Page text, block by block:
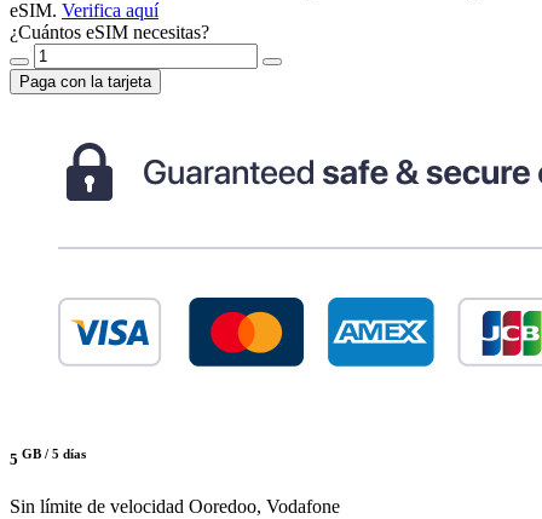
eSIM. Verifica aquí
¿Cuántos eSIM necesitas?
Paga con la tarjeta
5 GB / 5 días
Sin límite de velocidad Ooredoo, Vodafone